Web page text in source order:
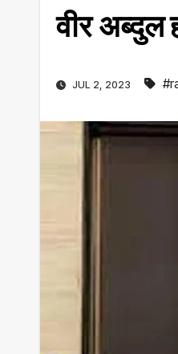
वीर अब्‍दुल
JUL 2, 2023